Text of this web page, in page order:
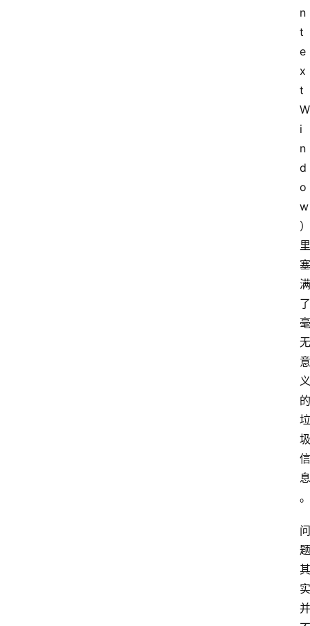
n
t
e
x
t
W
i
n
d
o
w
）
里
塞
满
了
毫
无
意
义
的
垃
圾
信
息
。
问
题
其
实
并